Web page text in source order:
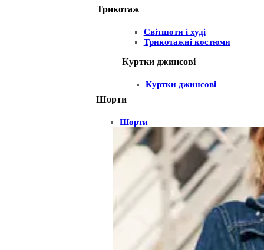
Трикотаж
Світшоти і худі
Трикотажні костюми
Куртки джинсові
Куртки джинсові
Шорти
Шорти